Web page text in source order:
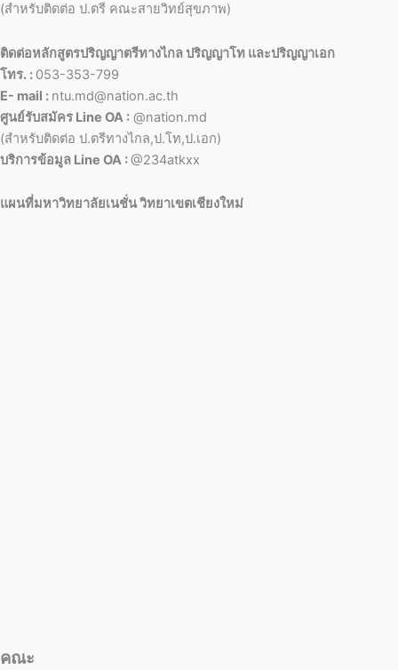
(สำหรับติดต่อ ป.ตรี คณะสายวิทย์สุขภาพ)
ติดต่อหลักสูตรปริญญาตรีทางไกล ปริญญาโท และปริญญาเอก
โทร. : 053-353-799
E- mail : ntu.md@nation.ac.th
ศูนย์รับสมัคร Line OA : @nation.md
(สำหรับติดต่อ ป.ตรีทางไกล,ป.โท,ป.เอก)
บริการข้อมูล Line OA :@234atkxx
แผนที่มหาวิทยาลัยเนชั่น วิทยาเขตเชียงใหม่
คณะ